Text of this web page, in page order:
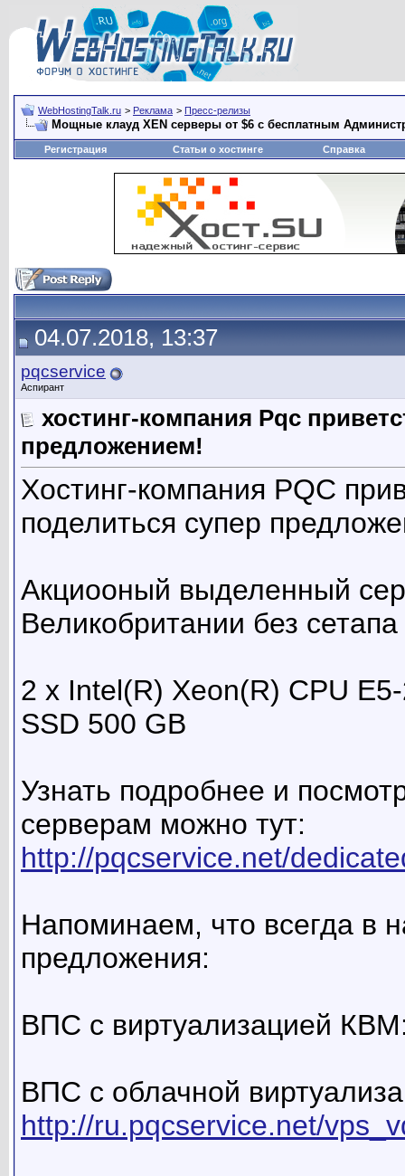
WebHostingTalk.ru > Реклама > Пресс-релизы
Мощные клауд XEN серверы от $6 с бесплатным
Регистрация Статьи о хостинге Справка
04.07.2018, 13:37
pqcservice
Аспирант
хостинг-компания Pqc
предложением!
Хостинг-компания PQC
поделиться супер
Акциооный выделенный
Великобритании без
2 х Intel(R) Xeon(R) CPU
SSD 500 GB
Узнать подробнее и
серверам можно тут:
http://pqcservice.net/
Напоминаем, что всегда в
предложения:
ВПС с виртуализацией
ВПС с облачной
http://ru.pqcservice.net/